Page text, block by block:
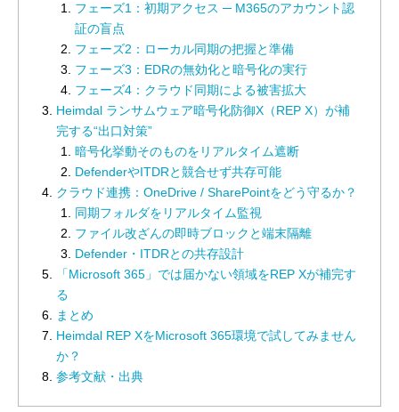
フェーズ1：初期アクセス ─ M365のアカウント認
証の盲点
フェーズ2：ローカル同期の把握と準備
フェーズ3：EDRの無効化と暗号化の実行
フェーズ4：クラウド同期による被害拡大
Heimdal ランサムウェア暗号化防御X（REP X）が補
完する“出口対策”
暗号化挙動そのものをリアルタイム遮断
DefenderやITDRと競合せず共存可能
クラウド連携：OneDrive / SharePointをどう守るか？
同期フォルダをリアルタイム監視
ファイル改ざんの即時ブロックと端末隔離
Defender・ITDRとの共存設計
「Microsoft 365」では届かない領域をREP Xが補完す
る
まとめ
Heimdal REP XをMicrosoft 365環境で試してみません
か？
参考文献・出典